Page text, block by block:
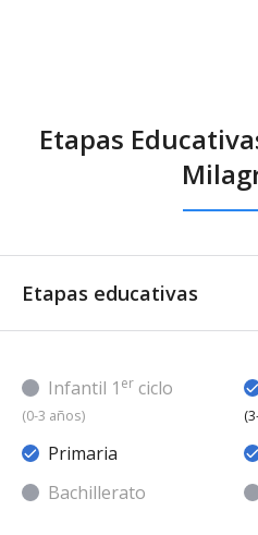
Etapas
Etapas educativas
Infantil 1 er ciclo
(0-3 años)
Primaria
Bachillerato